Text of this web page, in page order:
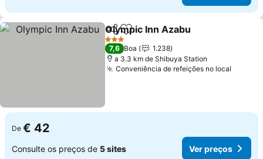
PartilharAdicionar aos favoritos
Olympic Inn Azabu
3 Estrelas
7,6 Boa
1.238
a 3.3 km de Shibuya Station
Conveniência de refeições no local
De € 42
Consulte os preços de 5 sites Ver preços